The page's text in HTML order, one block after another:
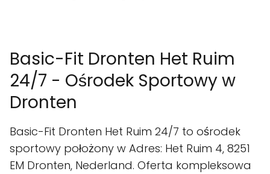
Basic-Fit Dronten Het Ruim
24/7 - Ośrodek Sportowy w
Dronten
Basic-Fit Dronten Het Ruim 24/7 to ośrodek
sportowy położony w Adres: Het Ruim 4, 8251
EM Dronten, Nederland. Oferta kompleksowa